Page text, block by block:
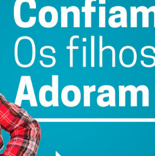
rede pública do SNS, leva a que
nas suas redes que
público, para os pobres e
mais favorecidas, que têm
de saúde, agora, por
que criou. De manhã, diz ser